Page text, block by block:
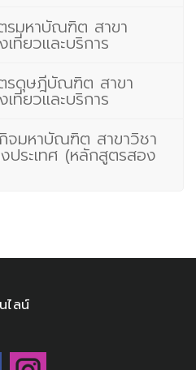
รมหาบัณฑิต สาขา
ที่ยวและบริการ
รดุษฎีบัณฑิต สาขา
ที่ยวและบริการ
จมหาบัณฑิต สาขาวิชา
ประเทศ (หลักสูตรสอง
ไลน์